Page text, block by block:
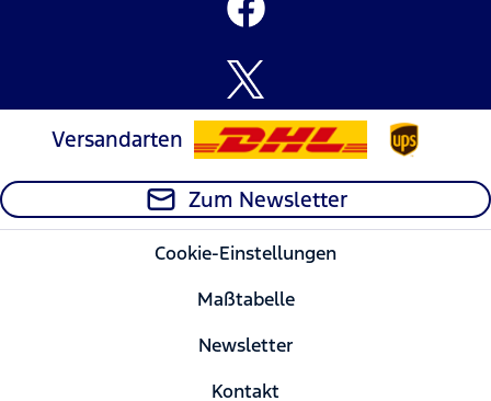
Versandarten
Zum Newsletter
Cookie-Einstellungen
Maßtabelle
Newsletter
Kontakt